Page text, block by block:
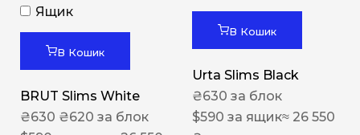
Ящик
В Кошик
BRUT Slims White
₴630 ₴620 за блок
В Кошик
Urta Slims Black
₴630 за блок
$590 за ящик≈ 26 550